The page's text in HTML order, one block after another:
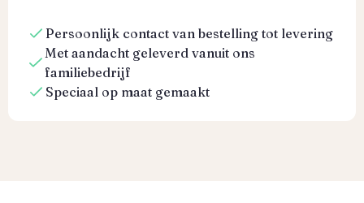
Persoonlijk contact van bestelling tot levering
Met aandacht geleverd vanuit ons
familiebedrijf
Speciaal op maat gemaakt